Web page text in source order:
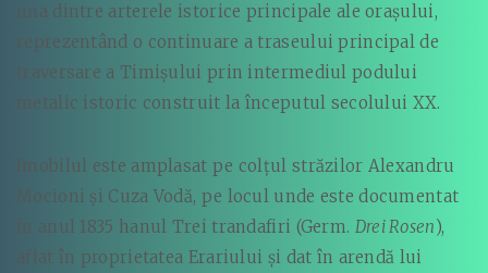
una dintre arterele istorice principale ale orașului,
reprezentând o continuare a traseului principal de
traversare a Timișului prin intermediul podului
metalic istoric construit la începutul secolului XX.
Imobilul este amplasat pe colțul străzilor Alexandru
Mocioni și Cuza Vodă, pe locul unde este documentat
în anul 1835 hanul Trei trandafiri (Germ. Drei Rosen),
aflat în proprietatea Erariului și dat în arendă lui